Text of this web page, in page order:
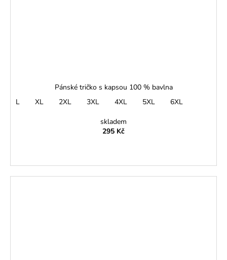
Pánské tričko s kapsou 100 % bavlna
L
XL 2XL 3XL 4XL 5XL 6XL
skladem
295 Kč